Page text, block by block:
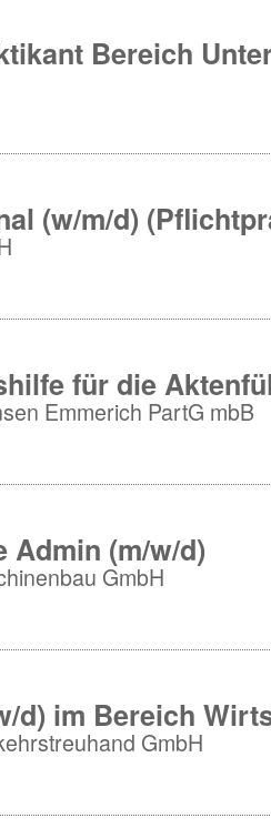
Bereich
(w/m/d)
für die
Emmerich PartG mbB
Admin (m/w/d)
GmbH
d) im Bereich
GmbH